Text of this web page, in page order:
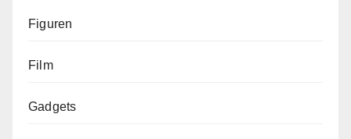
Figuren
Film
Gadgets